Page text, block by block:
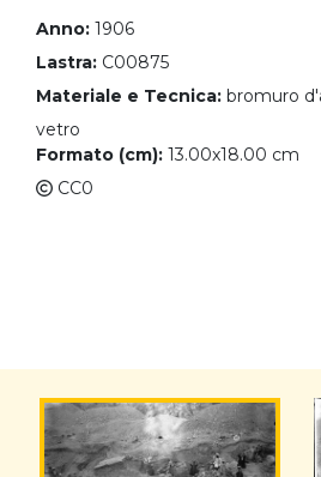
Anno: 1906
Lastra: C00875
Materiale e Tecnica: bromuro
vetro
Formato (cm): 13.00x18.00 cm
CC0